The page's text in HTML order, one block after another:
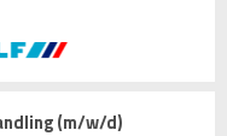
(m/w/d)